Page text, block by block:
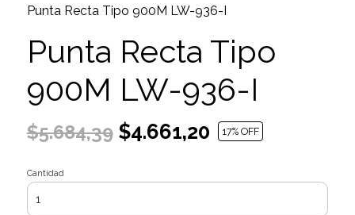
Punta Recta Tipo 900M LW-936-I
Punta Recta Tipo
900M LW-936-I
$5.684,39$4.661,20 17% OFF
Cantidad